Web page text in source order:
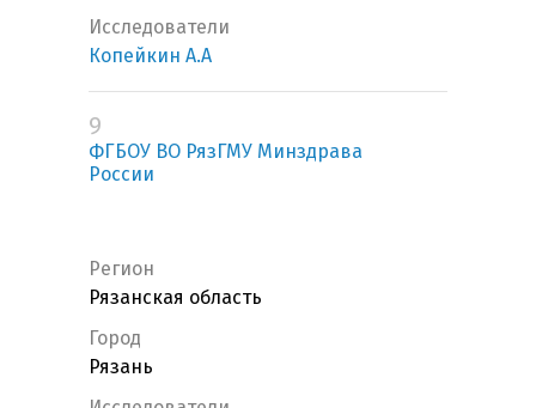
Исследователи
Копейкин А.А
9
ФГБОУ ВО РязГМУ Минздрава
России
Регион
Рязанская область
Город
Рязань